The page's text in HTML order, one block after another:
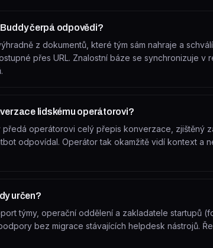
čerpá odpovědi?
z dokumentů, které tým sám nahraje a
přes URL. Znalostní báze se synchronizuje
lidskému operátorovi?
předá operátorovi celý přepis konverzace, zjištěný
odpovídal. Operátor tak okamžitě vidí kontext a
určen?
týmy, operační oddělení a zakladatele startupů
bez migrace stávajících helpdesk nástrojů.